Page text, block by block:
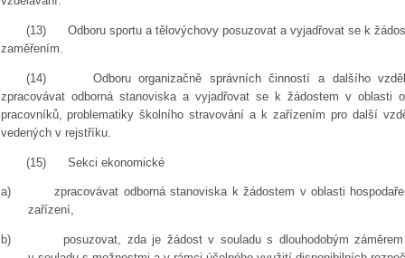
(13)
Odboru sportu a tělovýchovy posuzovat a vyjadřovat se k
zaměřením.
(14)
Odboru organizačně správních činností a dalšího
zpracovávat odborná stanoviska a vyjadřovat se k žádostem v oblasti
pracovníků, problematiky školního stravování a k zařízením pro další
vedených v rejstříku.
(15) Sekci ekonomické
a)
zpracovávat odborná stanoviska k žádostem v oblasti
zařízení,
b)
posuzovat, zda je žádost v souladu s dlouhodobým